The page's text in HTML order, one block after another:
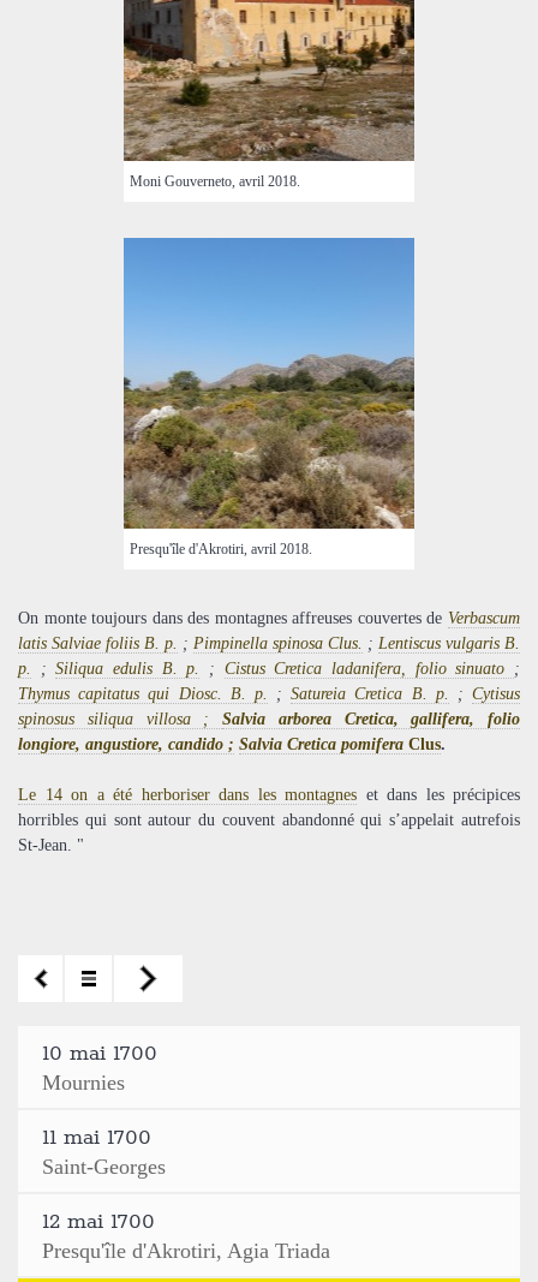
Moni Gouverneto, avril 2018.
Presqu'île d'Akrotiri, avril 2018.
On monte toujours dans des montagnes affreuses couvertes de Verbascum
latis Salviae foliis B. p. ; Pimpinella spinosa Clus. ; Lentiscus vulgaris B.
p.
;Siliqua edulis B. p. ; Cistus Cretica ladanifera, folio sinuato ;
Thymus capitatus qui Diosc. B. p.
;Satureia Cretica B. p. ;Cytisus
spinosus siliqua villosa ; Salvia
arborea Cretica, gallifera, folio
longiore, angustiore, candido ; Salvia Cretica pomifera Clus.
Le 14 on a été herboriser dans les montagnes et dans les précipices
horribles qui sont autour du couvent abandonné qui s’appelait autrefois
St-Jean. "
10 mai 1700
Mournies
11 mai 1700
Saint-Georges
12 mai 1700
Presqu'île d'Akrotiri, Agia Triada